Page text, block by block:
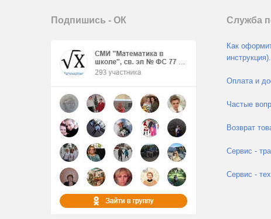
Подпишись - ОК Служба
Как
инструкция).
Оплата и
Частые
Возврат
Сервис -
Сервис -